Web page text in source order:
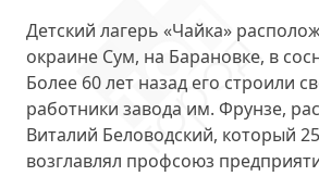
Детский лагерь «Чайка»
окраине Сум, на Барановке, в
Более 60 лет назад его строили
работники завода им. Фрунзе,
Виталий Беловодский, который
возглавлял профсоюз